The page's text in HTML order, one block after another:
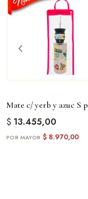
Mate c/ yerb y azuc S
$13.455,00
$8.970,00